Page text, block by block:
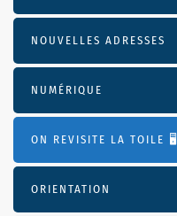
NOUVELLES ADRESSES
NUMÉRIQUE
ON REVISITE LA TOILE 🖥️
ORIENTATION